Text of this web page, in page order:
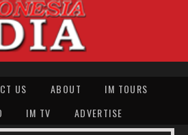
US ABOUT
IM TOURS
IM TV ADVERTISE